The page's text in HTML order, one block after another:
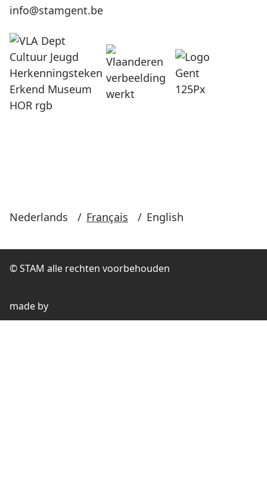
info@stamgent.be
Nederlands / Français / English
© STAM alle rechten voorbehouden
made by